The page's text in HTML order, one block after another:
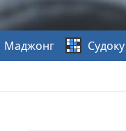
Маджонг Судоку